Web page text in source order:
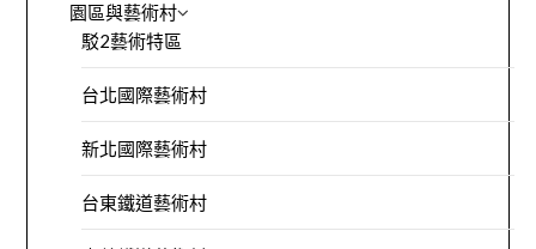
園區與藝術村
駁2藝術特區
台北國際藝術村
新北國際藝術村
台東鐵道藝術村